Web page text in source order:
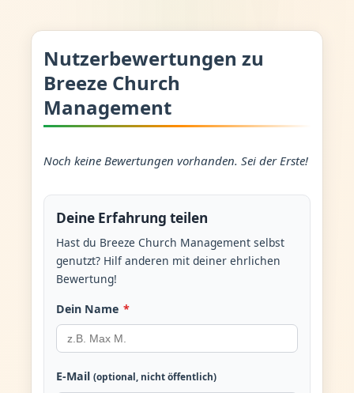
Nutzerbewertungen zu
Breeze Church
Management
Noch keine Bewertungen vorhanden. Sei der Erste!
Deine Erfahrung teilen
Hast du Breeze Church Management selbst
genutzt? Hilf anderen mit deiner ehrlichen
Bewertung!
Dein Name *
E-Mail (optional, nicht öffentlich)